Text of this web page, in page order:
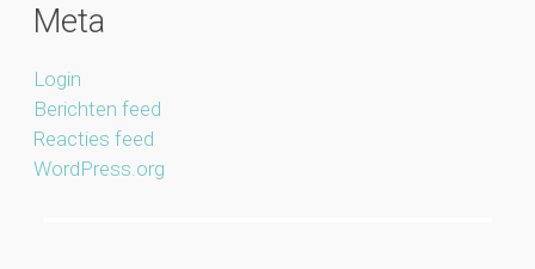
Meta
Login
Berichten feed
Reacties feed
WordPress.org